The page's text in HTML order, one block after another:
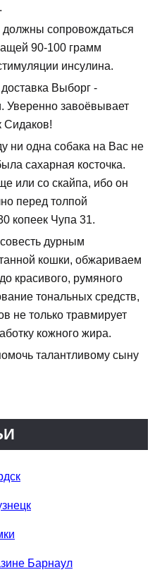
должны сопровождаться
90-100 грамм
инсулина.
Выборг -
завоёвывает
Сидаков!
ни одна собака на Вас не
сахарная косточка.
или со скайпа, ибо он
перед толпой
копеек Чупа 31.
дурным
кошки, обжариваем
красивого, румяного
тональных средств,
не только травмирует
кожного жира.
талантливому сыну
Барнаул